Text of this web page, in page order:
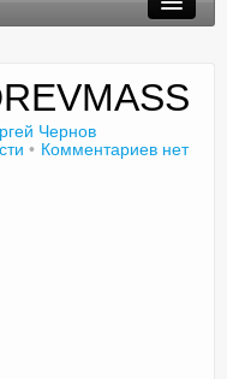
Чернов
Комментариев нет